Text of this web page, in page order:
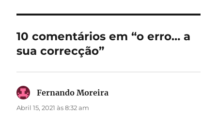
10 comentários em “o erro… a
sua correcção”
Fernando Moreira
Abril 15, 2021 às 8:32 am